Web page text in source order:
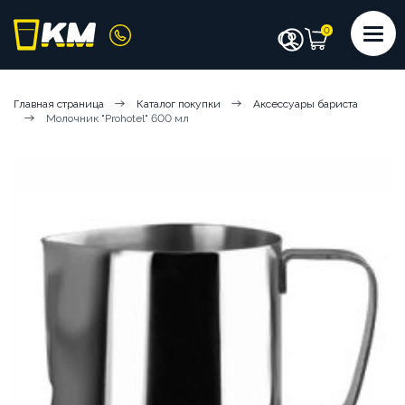
ПОСУДА И КРЫШКИ ЧАЙ
АРЕНДА КОФЕМАШИН
КОФЕМАШИНЫ НА СУХИХ ИНГРЕДИЕНТАХ
КОФЕМАШИНЫ НА ЦЕЛЬНОМ МОЛОКЕ
Главная страница Каталог покупки
Аксессуары бариста
Молочник "Prohotel" 600 мл